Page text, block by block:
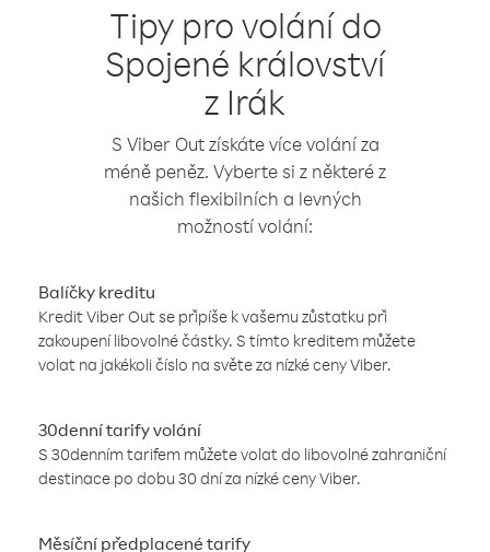
Tipy pro volání do
Spojené království
z Irák
S Viber Out získáte více volání za
méně peněz. Vyberte si z některé z
našich flexibilních a levných
možností volání:
Balíčky kreditu
Kredit Viber Out se připíše k vašemu zůstatku při
zakoupení libovolné částky. S tímto kreditem můžete
volat na jakékoli číslo na světe za nízké ceny Viber.
30denní tarify volání
S 30denním tarifem můžete volat do libovolné zahraniční
destinace po dobu 30 dní za nízké ceny Viber.
Měsíční předplacené tarify